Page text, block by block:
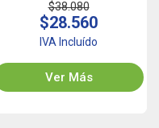
$38.080
$28.560
IVA Incluído
Ver Más